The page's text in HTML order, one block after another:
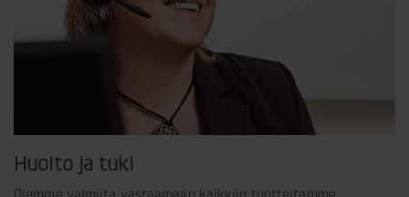
Huolto ja tuki